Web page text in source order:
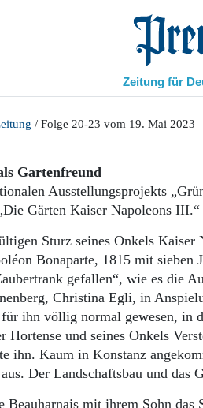
Preußische
Zeitung für
/ Folge 20-23 vom 19. Mai 2023
Gartenfreund
Ausstellungsprojekts
Gärten Kaiser Napoleons III.“
Sturz seines Onkels
Bonaparte, 1815 mit sieben
gefallen“, wie es die
Christina Egli, in
ihn völlig normal gewesen, in
Hortense und seines Onkels
ihn. Kaum in Konstanz
Der Landschaftsbau und
Beauharnais mit ihrem Sohn